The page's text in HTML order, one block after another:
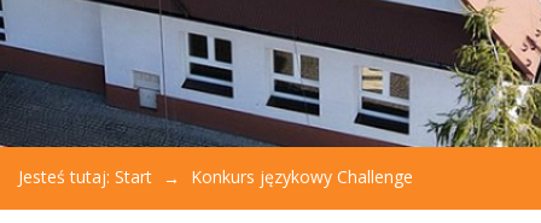
Jesteś tutaj: Start Konkurs językowy Challenge